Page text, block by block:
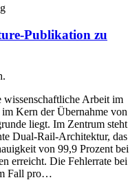
Publikation zu
wissenschaftliche Arbeit im
Kern der Übernahme von
liegt. Im Zentrum steht
Dual-Rail-Architektur, das
von 99,9 Prozent bei
erreicht. Die Fehlerrate bei
Fall pro…